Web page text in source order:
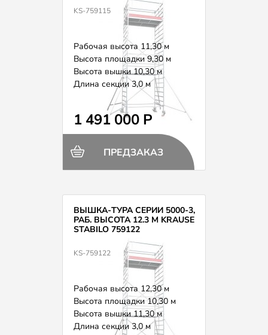
KS-759115
Рабочая высота 11,30 м
Высота площадки 9,30 м
Высота вышки 10,30 м
Длина секции 3,0 м
Вес 412,0 кг
1 491 000 Р
ПРЕДЗАКАЗ
ВЫШКА-ТУРА СЕРИИ 5000-3,
РАБ. ВЫСОТА 12.3 М KRAUSE
STABILO 759122
KS-759122
Рабочая высота 12,30 м
Высота площадки 10,30 м
Высота вышки 11,30 м
Длина секции 3,0 м